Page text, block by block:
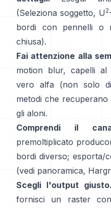
(Seleziona soggetto, U 2
bordi con pennelli o
chiusa).
Fai attenzione alla
motion blur, capelli
vero alfa (non solo
metodi che recuperano
gli aloni.
Comprendi il
premoltiplicato
bordi diverso; esporta/
(vedi panoramica,
Scegli l'output giusto.
fornisci un raster